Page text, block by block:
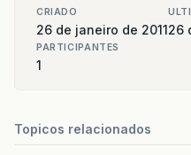
CRIADO
26 de janeiro de 201126
PARTICIPANTES
1
Topicos relacionados